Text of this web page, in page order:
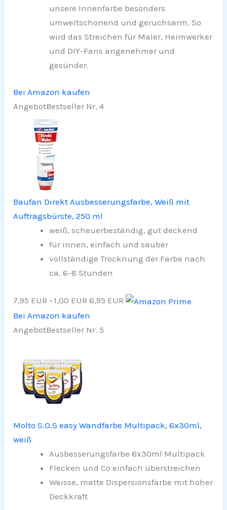
unsere Innenfarbe besonders
umweltschonend und geruchsarm. So
wird das Streichen für Maler, Heimwerker
und DIY-Fans angenehmer und
gesünder.
Bei Amazon kaufen
AngebotBestseller Nr. 4
Baufan Direkt Ausbesserungsfarbe, Weiß mit
Auftragsbürste, 250 ml
weiß, scheuerbeständig, gut deckend
für innen, einfach und sauber
vollständige Trocknung der Farbe nach
ca. 6-8 Stunden
7,95 EUR −1,00 EUR 6,95 EUR
Bei Amazon kaufen
AngebotBestseller Nr. 5
Molto S.O.S easy Wandfarbe Multipack, 6x30ml,
weiß
Ausbesserungsfarbe 6x30ml Multipack
Flecken und Co einfach überstreichen
Weisse, matte Dispersionsfarbe mit hoher
Deckkraft